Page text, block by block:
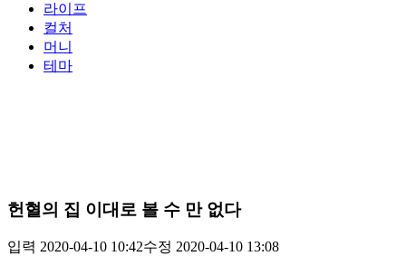
라이프
컬처
머니
테마
헌혈의 집 이대로 볼 수 만 없다
입력 2020-04-10 10:42수정 2020-04-10 13:08